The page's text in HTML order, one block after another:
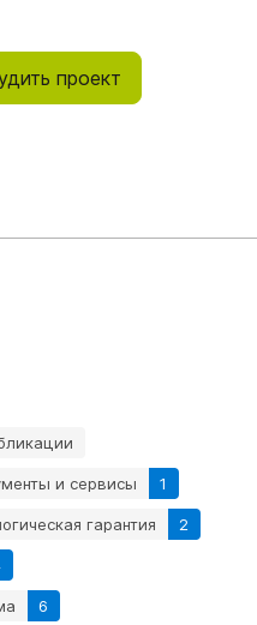
проект
и сервисы 1
гарантия 2
6